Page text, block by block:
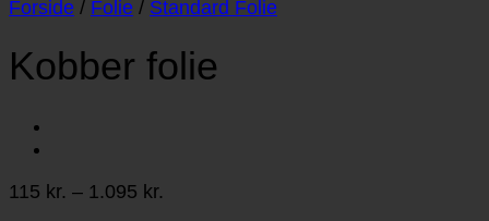
Forside / Folie / Standard Folie
Kobber folie
115 kr. – 1.095 kr.